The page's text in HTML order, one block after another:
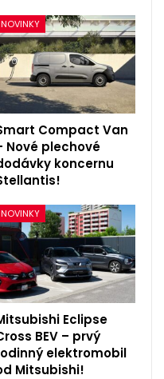
NOVINKY
Compact Van
Nové plechové
koncernu
NOVINKY
Eclipse
BEV – prvý
elektromobil
Mitsubishi!